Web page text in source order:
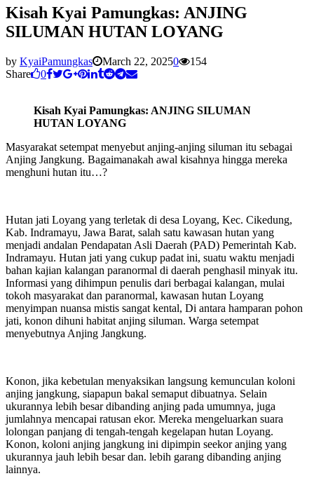
Kisah Kyai Pamungkas: ANJING
SILUMAN HUTAN LOYANG
by KyaiPamungkas March 22, 20250
154
Share
0
Kisah Kyai Pamungkas: ANJING SILUMAN
HUTAN LOYANG
Masyarakat setempat menyebut anjing-anjing siluman itu sebagai
Anjing Jangkung. Bagaimanakah awal kisahnya hingga mereka
menghuni hutan itu…?
Hutan jati Loyang yang terletak di desa Loyang, Kec. Cikedung,
Kab. Indramayu, Jawa Barat, salah satu kawasan hutan yang
menjadi andalan Pendapatan Asli Daerah (PAD) Pemerintah Kab.
Indramayu. Hutan jati yang cukup padat ini, suatu waktu menjadi
bahan kajian kalangan paranormal di daerah penghasil minyak itu.
Informasi yang dihimpun penulis dari berbagai kalangan, mulai
tokoh masyarakat dan paranormal, kawasan hutan Loyang
menyimpan nuansa mistis sangat kental, Di antara hamparan pohon
jati, konon dihuni habitat anjing siluman. Warga setempat
menyebutnya Anjing Jangkung.
Konon, jika kebetulan menyaksikan langsung kemunculan koloni
anjing jangkung, siapapun bakal semaput dibuatnya. Selain
ukurannya lebih besar dibanding anjing pada umumnya, juga
jumlahnya mencapai ratusan ekor. Mereka mengeluarkan suara
lolongan panjang di tengah-tengah kegelapan hutan Loyang.
Konon, koloni anjing jangkung ini dipimpin seekor anjing yang
ukurannya jauh lebih besar dan. lebih garang dibanding anjing
lainnya.